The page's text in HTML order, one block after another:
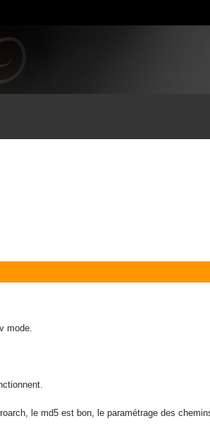
mode.
le md5 est bon, le paramétrage des